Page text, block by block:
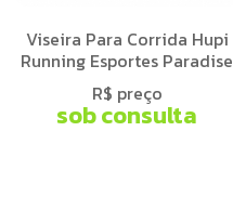
Viseira Para Corrida Hupi
Running Esportes Paradise
R$ preço
sob consulta